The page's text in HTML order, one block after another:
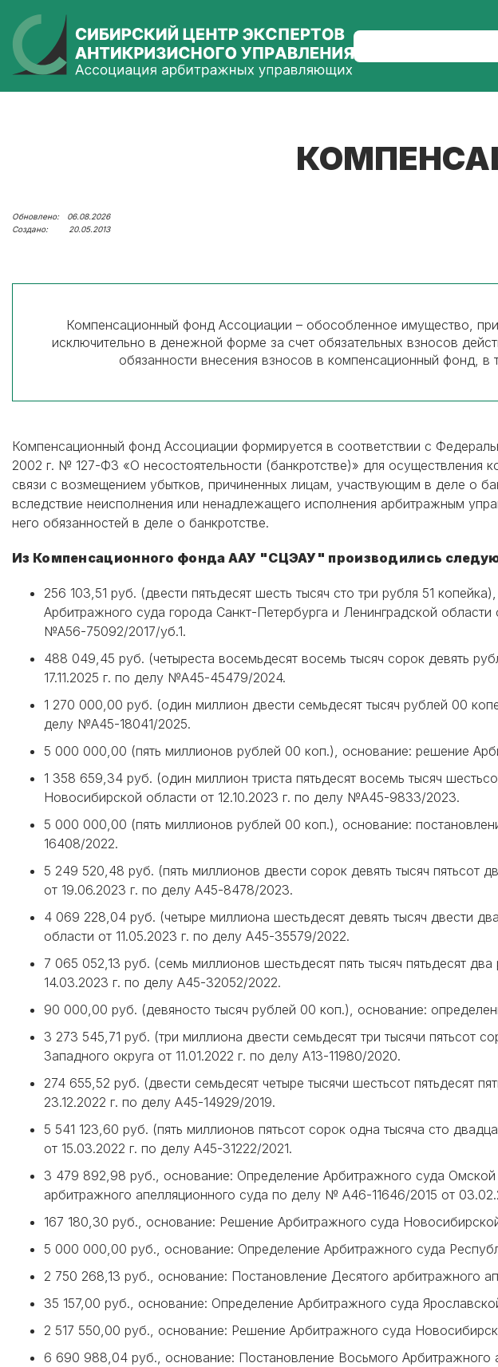
06.08.2026
20.05.2013
Компенсационный фонд Ассоциации – обособленное имущество,
исключительно в денежной форме за счет обязательных взносов
обязанности внесения взносов в компенсационный фонд, в
Компенсационный фонд Ассоциации формируется в соответствии с
2002 г. № 127-ФЗ «О несостоятельности (банкротстве)» для осуществления
связи с возмещением убытков, причиненных лицам, участвующим в деле о
вследствие неисполнения или ненадлежащего исполнения арбитражным
него обязанностей в деле о банкротстве.
Из Компенсационного фонда ААУ "СЦЭАУ" производились
256 103,51 руб. (двести пятьдесят шесть тысяч сто три рубля 51
Арбитражного суда города Санкт-Петербурга и Ленинградской области
№А56-75092/2017/уб.1.
488 049,45 руб. (четыреста восемьдесят восемь тысяч сорок девять
17.11.2025 г. по делу №А45-45479/2024.
1 270 000,00 руб. (один миллион двести семьдесят тысяч рублей 00
делу №А45-18041/2025.
5 000 000,00 (пять миллионов рублей 00 коп.), основание: решение
1 358 659,34 руб. (один миллион триста пятьдесят восемь тысяч
Новосибирской области от 12.10.2023 г. по делу №А45-9833/2023.
5 000 000,00 (пять миллионов рублей 00 коп.), основание:
16408/2022.
5 249 520,48 руб. (пять миллионов двести сорок девять тысяч
от 19.06.2023 г. по делу А45-8478/2023.
4 069 228,04 руб. (четыре миллиона шестьдесят девять тысяч двести
области от 11.05.2023 г. по делу А45-35579/2022.
7 065 052,13 руб. (семь миллионов шестьдесят пять тысяч пятьдесят
14.03.2023 г. по делу А45-32052/2022.
90 000,00 руб. (девяносто тысяч рублей 00 коп.), основание:
3 273 545,71 руб. (три миллиона двести семьдесят три тысячи пятьсот
Западного округа от 11.01.2022 г. по делу А13-11980/2020.
274 655,52 руб. (двести семьдесят четыре тысячи шестьсот пятьдесят
23.12.2022 г. по делу А45-14929/2019.
5 541 123,60 руб. (пять миллионов пятьсот сорок одна тысяча сто
от 15.03.2022 г. по делу А45-31222/2021.
3 479 892,98 руб., основание: Определение Арбитражного суда
арбитражного апелляционного суда по делу № А46-11646/2015 от
167 180,30 руб., основание: Решение Арбитражного суда
5 000 000,00 руб., основание: Определение Арбитражного суда
2 750 268,13 руб., основание: Постановление Десятого арбитражного
35 157,00 руб., основание: Определение Арбитражного суда
2 517 550,00 руб., основание: Решение Арбитражного суда
6 690 988,04 руб., основание: Постановление Восьмого